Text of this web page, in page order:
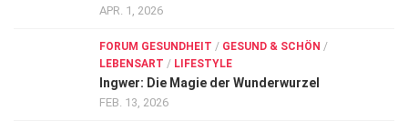
APR. 1, 2026
FORUM GESUNDHEIT / GESUND & SCHÖN /
LEBENSART / LIFESTYLE
Ingwer: Die Magie der Wunderwurzel
FEB. 13, 2026